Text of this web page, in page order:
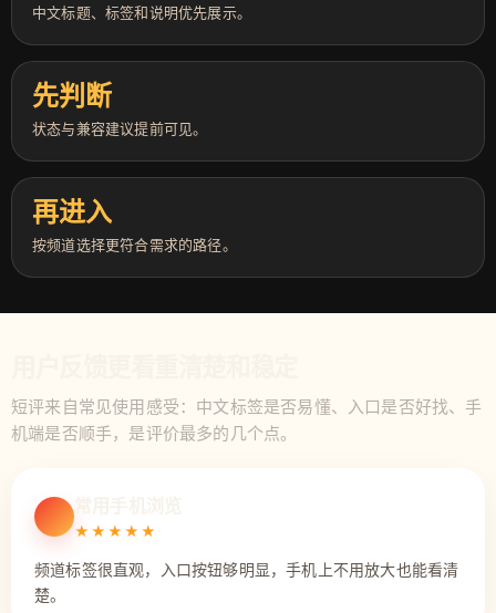
中文标题、标签和说明优先展示。
先判断
状态与兼容建议提前可见。
再进入
按频道选择更符合需求的路径。
短评来自常见使用感受：中文标签是否易懂、入口是否好找、手
机端是否顺手，是评价最多的几个点。
★★★★★
频道标签很直观，入口按钮够明显，手机上不用放大也能看清
楚。